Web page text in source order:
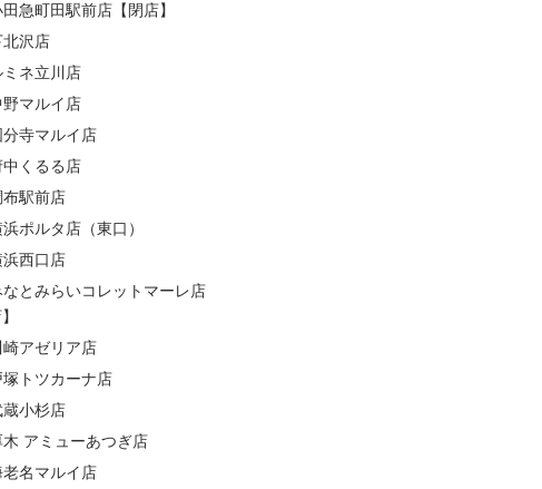
急町田駅前店【閉店】
北沢店
ミネ立川店
野マルイ店
分寺マルイ店
中くるる店
布駅前店
ポルタ店（東口）
浜西口店
なとみらいコレットマーレ店
崎アゼリア店
塚トツカーナ店
蔵小杉店
木 アミューあつぎ店
老名マルイ店